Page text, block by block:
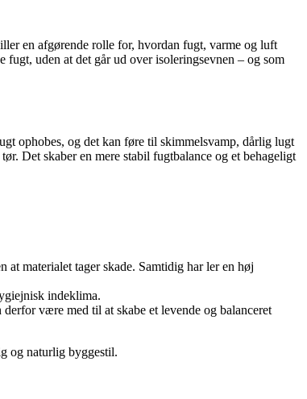
en afgørende rolle for, hvordan fugt, varme og luft
fugt, uden at det går ud over isoleringsevnen – og som
ophobes, og det kan føre til skimmelsvamp, dårlig lugt
Det skaber en mere stabil fugtbalance og et behageligt
materialet tager skade. Samtidig har ler en høj
indeklima.
være med til at skabe et levende og balanceret
og naturlig byggestil.